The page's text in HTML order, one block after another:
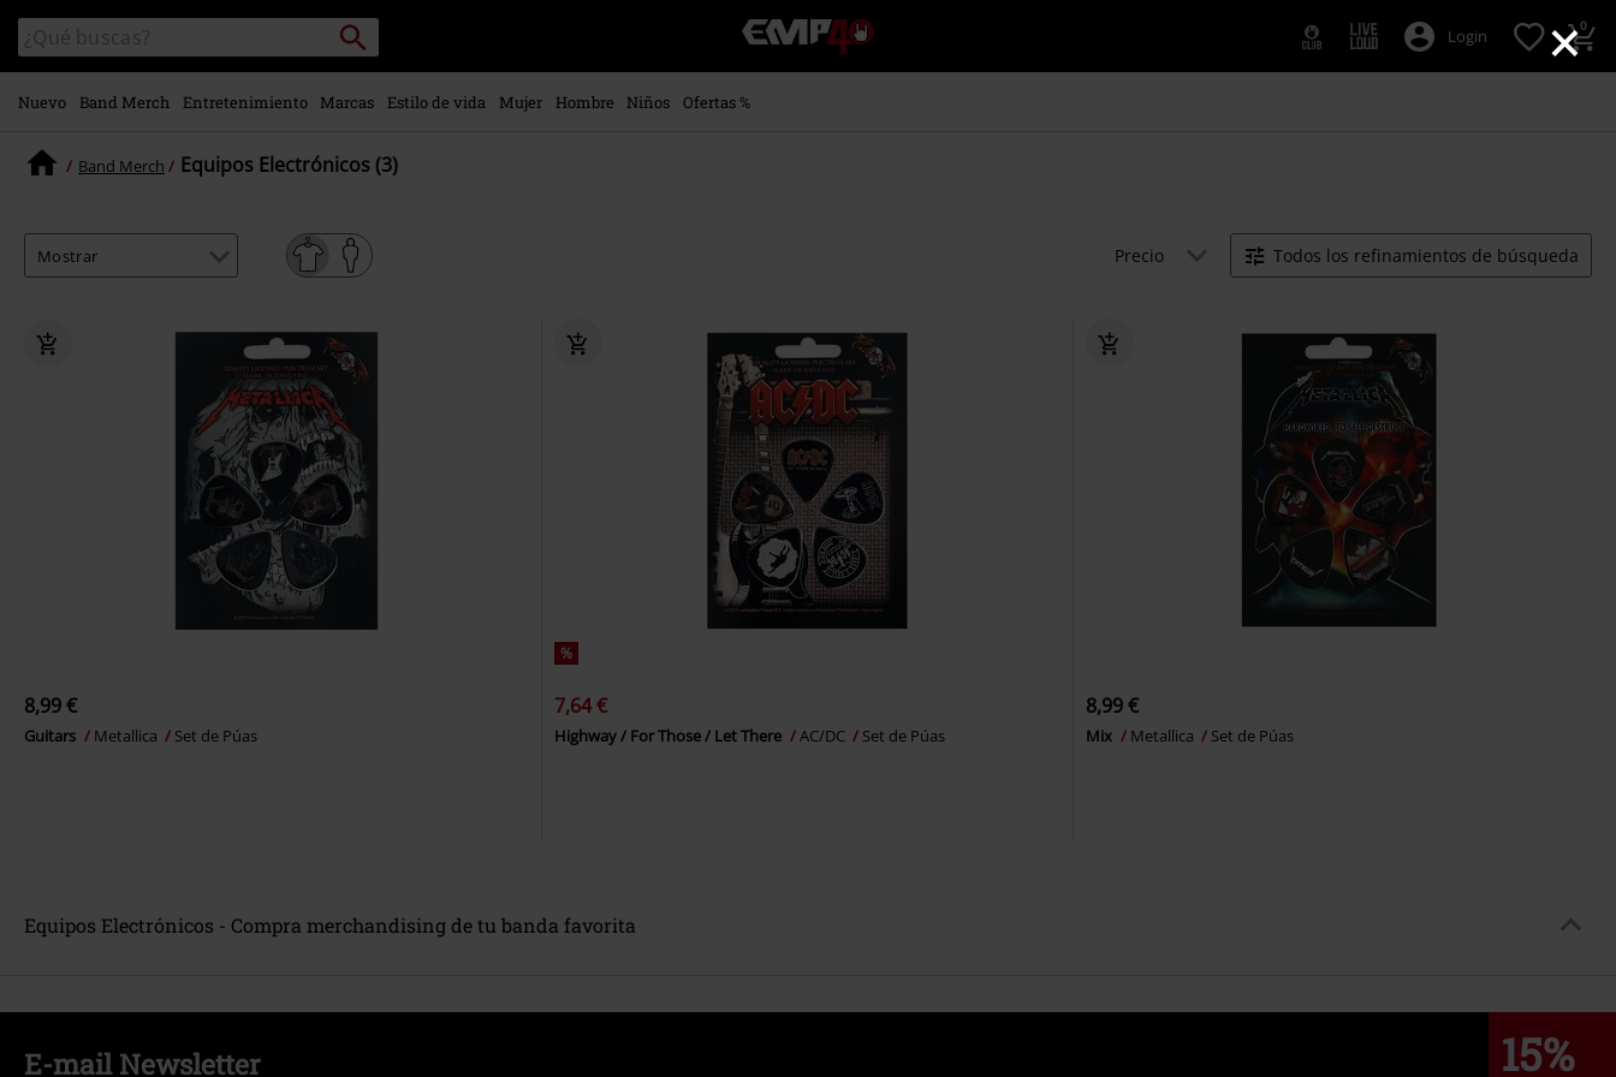
×
contenido
principal
Buscar
en
el
catálogo
Buscar
EMP
-
Música,
Login 0
Nuevo Band Merch Entretenimiento Marcas Estilo de vida Mujer Hombre Niños Ofertas %
Band Merch Equipos Electrónicos (3)
Precio Todos los refinamientos de búsqueda
8,99 €
Guitars Metallica Set de Púas
%
7,64 €
Highway / For Those / Let There AC/DC Set de Púas
8,99 €
Mix Metallica Set de Púas
Equipos Electrónicos - Compra merchandising de tu banda favorita
15%
E-mail Newsletter